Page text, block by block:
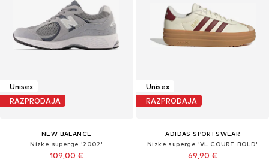
Unisex
RAZPRODAJA
NEW BALANCE
Nizke superge '2002'
109,00 €
Unisex
RAZPRODAJA
ADIDAS SPORTSWEAR
Nizke superge 'VL COURT BOLD'
69,90 €